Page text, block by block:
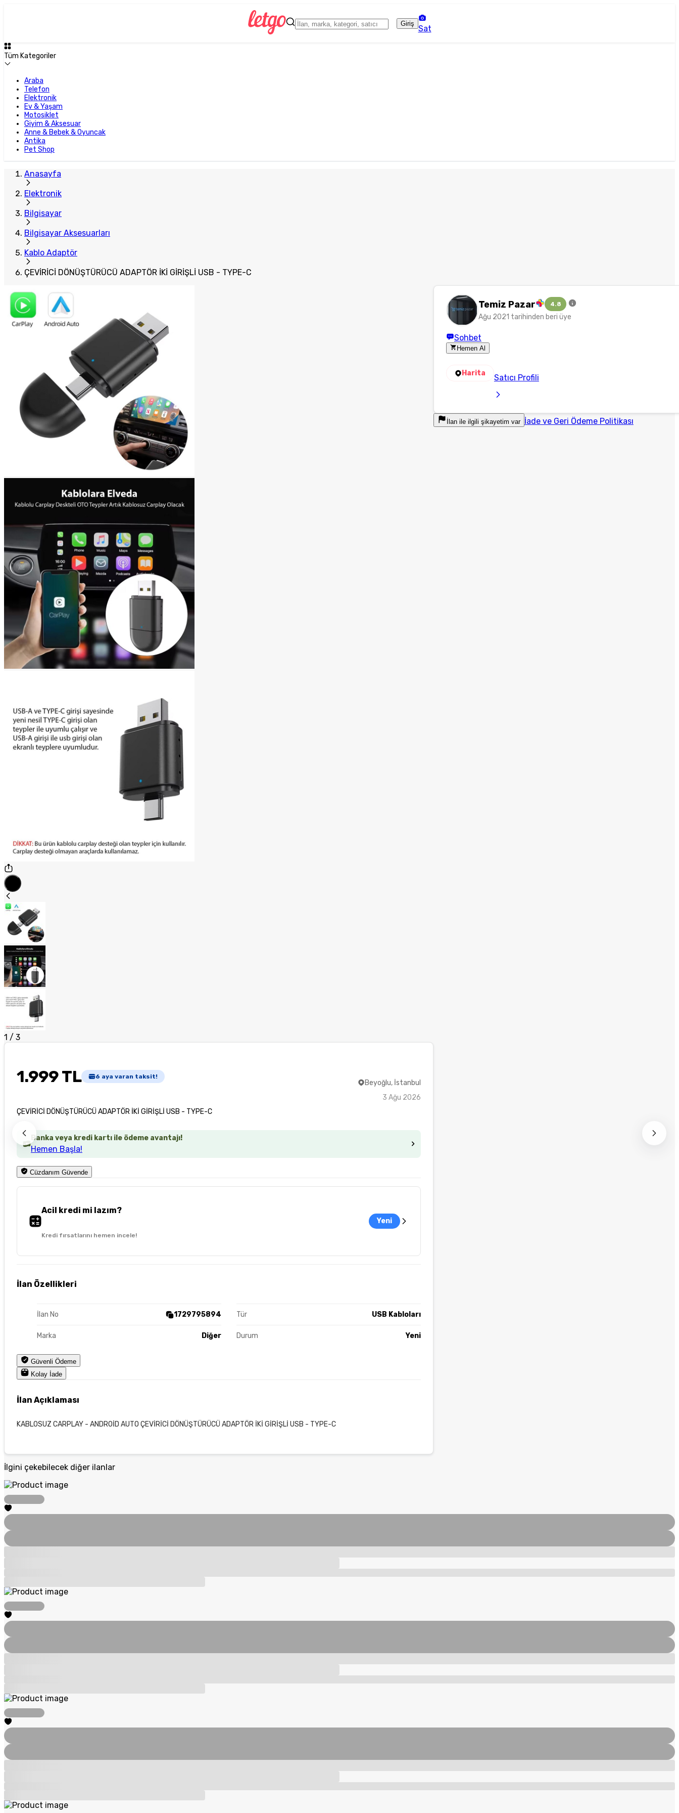
Giriş
Sat
Tüm Kategoriler
Araba
Telefon
Elektronik
Ev & Yaşam
Motosiklet
Giyim & Aksesuar
Anne & Bebek & Oyuncak
Antika
Pet Shop
Anasayfa
Elektronik
Bilgisayar
Bilgisayar Aksesuarları
Kablo Adaptör
ÇEVİRİCİ DÖNÜŞTÜRÜCÜ ADAPTÖR İKİ GİRİŞLİ USB - TYPE-C
1 / 3
1.999 TL 6 aya varan taksit!
ÇEVİRİCİ DÖNÜŞTÜRÜCÜ ADAPTÖR İKİ GİRİŞLİ USB - TYPE-C
Beyoğlu, İstanbul
3 Ağu 2026
Banka veya kredi kartı ile ödeme avantajı!
Hemen Başla!
Cüzdanım Güvende
Acil kredi mi lazım?
Kredi fırsatlarını hemen incele!
Yeni
İlan Özellikleri
İlan No 1729795894 Tür USB Kabloları
Marka Diğer Durum Yeni
Güvenli Ödeme
Kolay İade
İlan Açıklaması
KABLOSUZ CARPLAY - ANDROİD AUTO ÇEVİRİCİ DÖNÜŞTÜRÜCÜ ADAPTÖR İKİ GİRİŞLİ USB - TYPE-C
Temiz Pazar 4.8
Ağu 2021 tarihinden beri üye
Sohbet
Hemen Al
Harita Satıcı Profili
İlan ile ilgili şikayetim var İade ve Geri Ödeme Politikası
İlgini çekebilecek diğer ilanlar